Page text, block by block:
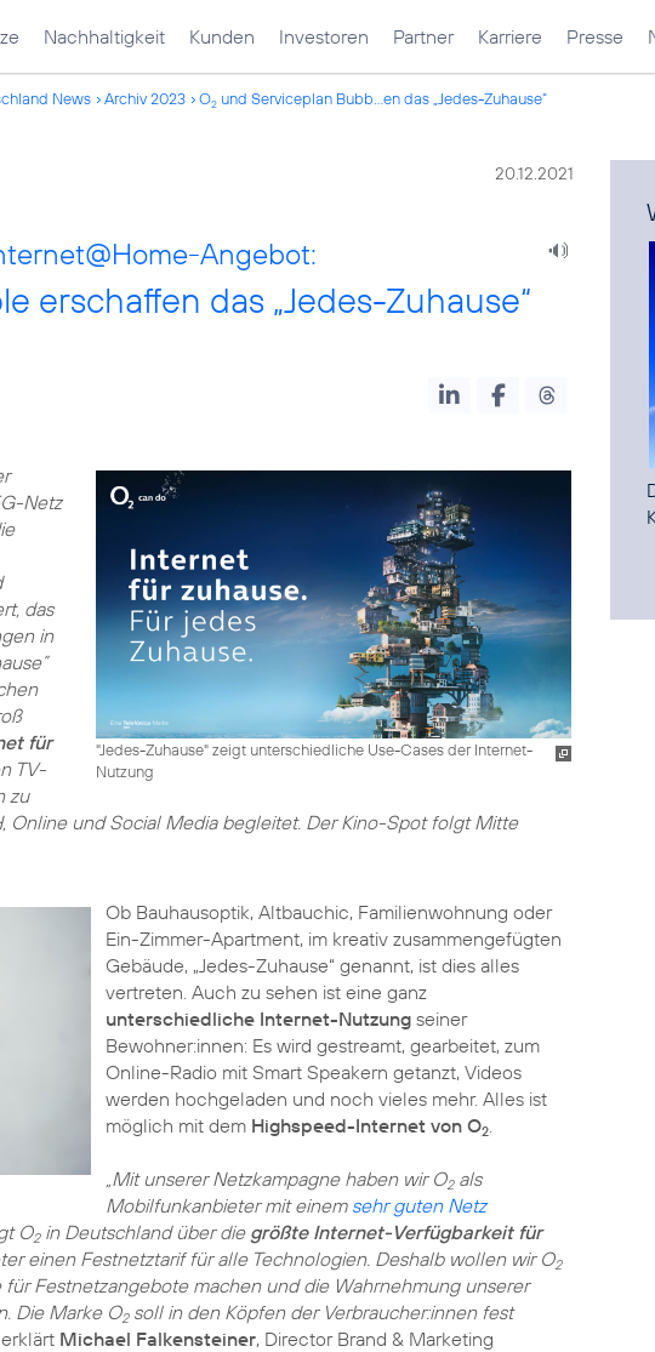
Nachhaltigkeit Kunden Investoren Partner Karriere Presse
News Archiv 2023 O2 und Serviceplan Bubb...en das „Jedes-Zuhause“
20.12.2021
Angebot:
erschaffen das „Jedes-Zuhause“
"Jedes-Zuhause" zeigt unterschiedliche Use-Cases der Internet-
Nutzung
Netz
das
in
für
TV-
zu
Online und Social Media begleitet. Der Kino-Spot folgt Mitte
Ob Bauhausoptik, Altbauchic, Familienwohnung oder
Ein-Zimmer-Apartment, im kreativ zusammengefügten
Gebäude, „Jedes-Zuhause“ genannt, ist dies alles
vertreten. Auch zu sehen ist eine ganz
unterschiedliche Internet-Nutzungseiner
Bewohner:innen: Es wird gestreamt, gearbeitet, zum
Online-Radio mit Smart Speakern getanzt, Videos
werden hochgeladen und noch vieles mehr. Alles ist
möglich mit dem Highspeed-Internet von O2.
„Mit unserer Netzkampagne haben wir O2als
Mobilfunkanbieter mit einem sehr guten Netz
O2in Deutschland über die größte Internet-Verfügbarkeit für
einen Festnetztarif für alle Technologien. Deshalb wollen wir O2
Festnetzangebote machen und die Wahrnehmung unserer
Die Marke O2soll in den Köpfen der Verbraucher:innen fest
Michael Falkensteiner, Director Brand & Marketing